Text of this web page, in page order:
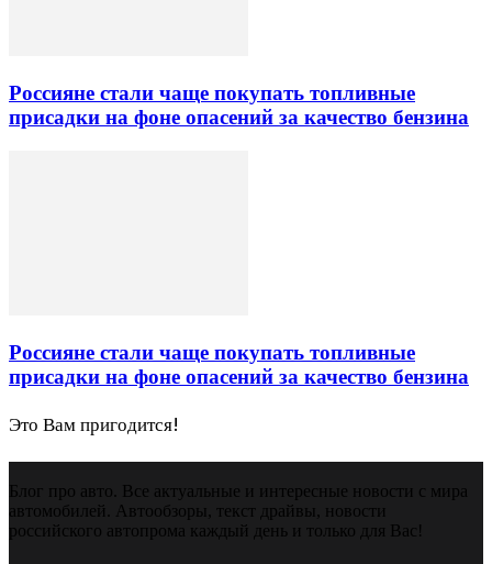
Россияне стали чаще покупать топливные
присадки на фоне опасений за качество бензина
Россияне стали чаще покупать топливные
присадки на фоне опасений за качество бензина
Это Вам пригодится!
Блог про авто. Все актуальные и интересные новости с мира
автомобилей. Автообзоры, текст драйвы, новости
российского автопрома каждый день и только для Вас!